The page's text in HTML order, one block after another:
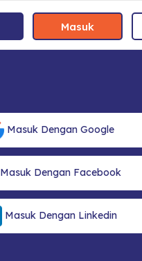
Masuk
Masuk Dengan Google
Masuk Dengan Facebook
Masuk Dengan Linkedin